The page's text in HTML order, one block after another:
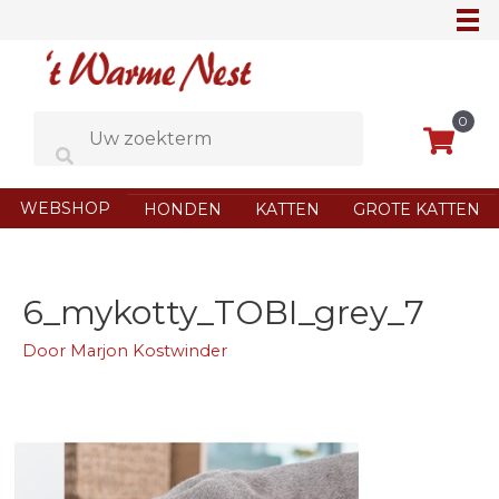
0
WEBSHOP HONDEN KATTEN GROTE KATTEN
6_mykotty_TOBI_grey_7
Door Marjon Kostwinder